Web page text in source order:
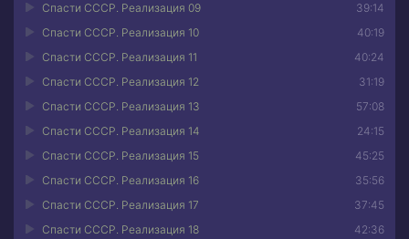
39:14
Спасти СССР. Реализация 09
40:19
Спасти СССР. Реализация 10
40:24
Спасти СССР. Реализация 11
31:19
Спасти СССР. Реализация 12
57:08
Спасти СССР. Реализация 13
24:15
Спасти СССР. Реализация 14
45:25
Спасти СССР. Реализация 15
35:56
Спасти СССР. Реализация 16
37:45
Спасти СССР. Реализация 17
42:36
Спасти СССР. Реализация 18